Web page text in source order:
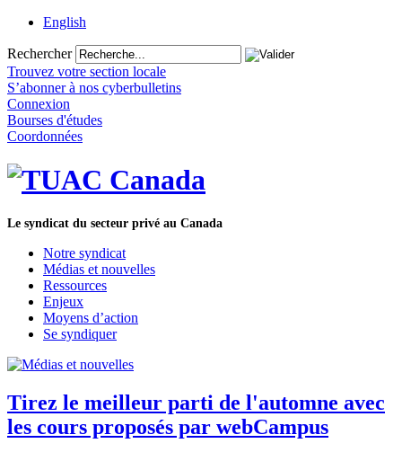
English
Rechercher
Trouvez votre section locale
S’abonner à nos cyberbulletins
Connexion
Bourses d'études
Coordonnées
Le syndicat du secteur privé au Canada
Notre syndicat
Médias et nouvelles
Ressources
Enjeux
Moyens d’action
Se syndiquer
Tirez le meilleur parti de l'automne avec
les cours proposés par webCampus